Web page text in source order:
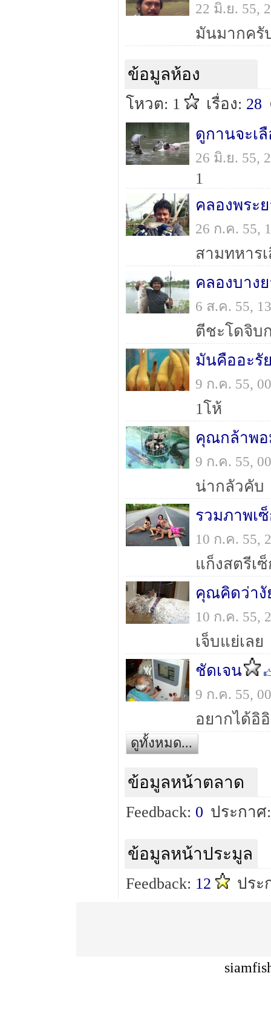
22 มิ.ย. 55,
มันมากครั
ข้อมูลห้อง
โหวต: 1 เรื่อง: 28
ดูกานจะเ
26 มิ.ย. 55,
1
คลองพระ
26 ก.ค. 55,
สามทหาร
คลองบาง
6 ส.ค. 55,
ตีชะโดจิบ
มันคืออะรั
9 ก.ค. 55,
1โห้
คุณกล้าพอ
9 ก.ค. 55,
น่ากลัวคับ
รวมภาพเ
10 ก.ค. 55,
แก็งสตรีเ
คุณคิดว่างั
10 ก.ค. 55,
เจ็บแย่เลย
ชัดเจน
9 ก.ค. 55,
อยากได้อิอิ
ดูทั้งหมด...
ข้อมูลหน้าตลาด
Feedback: 0 ประกาศ
ข้อมูลหน้าประมูล
Feedback: 12 ประ